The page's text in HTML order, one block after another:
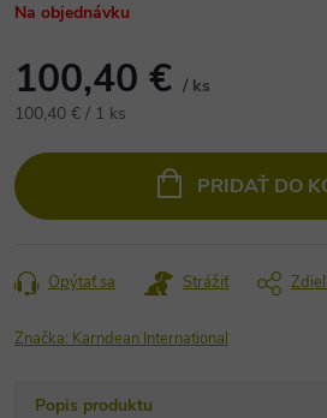
Na objednávku
100,40 € / ks
Jednotková
100,40 € / 1 ks
PRIDAŤ DO
Opýtať sa Strážiť
Značka: Karndean International
Popis produktu